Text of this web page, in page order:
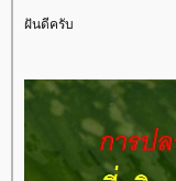
ฝันดีครับ